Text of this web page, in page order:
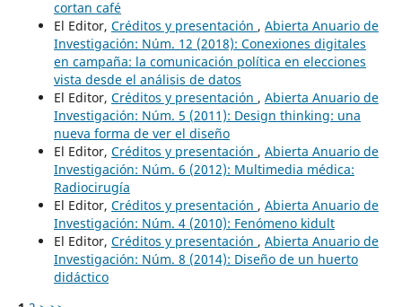
cortan café
El Editor, Créditos y presentación , Abierta Anuario de
Investigación: Núm. 12 (2018): Conexiones digitales
en campaña: la comunicación política en elecciones
vista desde el análisis de datos
El Editor, Créditos y presentación , Abierta Anuario de
Investigación: Núm. 5 (2011): Design thinking: una
nueva forma de ver el diseño
El Editor, Créditos y presentación , Abierta Anuario de
Investigación: Núm. 6 (2012): Multimedia médica:
Radiocirugía
El Editor, Créditos y presentación , Abierta Anuario de
Investigación: Núm. 4 (2010): Fenómeno kidult
El Editor, Créditos y presentación , Abierta Anuario de
Investigación: Núm. 8 (2014): Diseño de un huerto
didáctico